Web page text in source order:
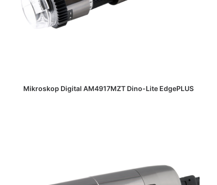
DAPATKAN PENAWARAN HARGA
Mikroskop Digital AM4917MZT Dino-Lite EdgePLUS